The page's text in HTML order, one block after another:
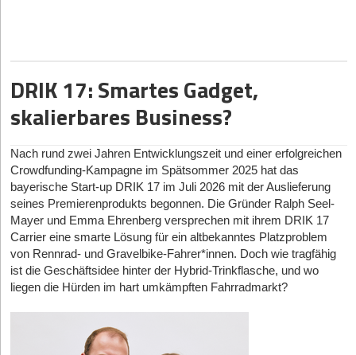
wieso ein treues Netzwerk mächtiger ist als eingekaufte Klicks
und welche Fehler Start-ups beim Community-Building machen.
Sprung in die Ungewissheit
StartingUp:Saskia, nach Top-Positionen bei Zalando und
Raisin: Was war dein Auslöser, die Corporate-Komfortzone zu
verlassen und mit MeNotPause das volle Gründerrisiko
einzugehen?
Dr. Saskia Appelhoff:Eigentlich zieht sich das durch meine
ganze Karriere: Ich wollte immer dort sein, wo etwas gerade
entsteht. Bei Zalando war ich Mitarbeiterin Nummer 70, bei
Raisin Founding CMO – da war „wenig corporate“. Ich habe in
beiden Unternehmen erlebt, welche besondere Dynamik
entsteht, wenn noch nicht alles festgelegt ist und man selbst sehr
DRIK 17: Smartes Gadget,
skalierbares Business?
Nach rund zwei Jahren Entwicklungszeit und einer erfolgreichen
Crowdfunding-Kampagne im Spätsommer 2025 hat das
bayerische Start-up DRIK 17 im Juli 2026 mit der Auslieferung
seines Premierenprodukts begonnen. Die Gründer Ralph Seel-
Mayer und Emma Ehrenberg versprechen mit ihrem DRIK 17
Carrier eine smarte Lösung für ein altbekanntes Platzproblem
von Rennrad- und Gravelbike-Fahrer*innen. Doch wie tragfähig
ist die Geschäftsidee hinter der Hybrid-Trinkflasche, und wo
liegen die Hürden im hart umkämpften Fahrradmarkt?